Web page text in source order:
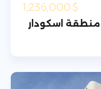
$
اسكودار